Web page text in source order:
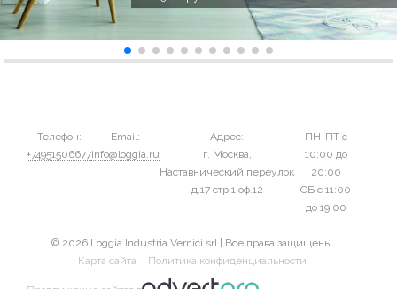
Телефон:
+74951506677
Email:
info@loggia.ru
Адрес:
г. Москва,
Наставнический переулок
д.17 стр.1 оф.12
ПН-ПТ с
10:00 до
20:00
СБ с 11:00
до 19:00
© 2026 Loggia Industria Vernici srl | Все права защищены
Карта сайта
Политика конфиденциальности